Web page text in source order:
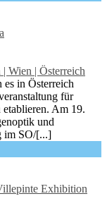
in Österreich
für
Am 19.
und
im SO/[...]
Exhibition